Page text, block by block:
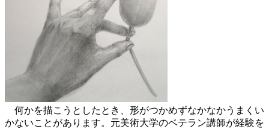
何かを描こうとしたとき、形がつかめずなかなかうまくい
かないことがあります。元美術大学のベテラン講師が経験を